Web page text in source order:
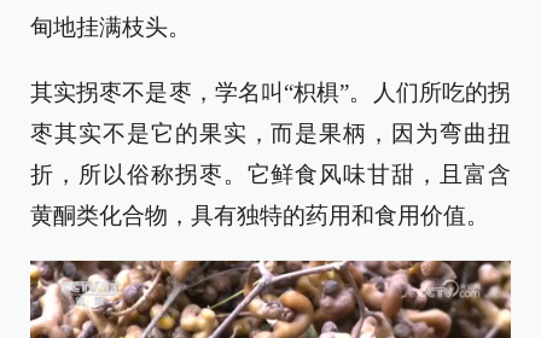
甸地挂满枝头。
其实拐枣不是枣，学名叫“枳椇”。人们所吃的拐
枣其实不是它的果实，而是果柄，因为弯曲扭
折，所以俗称拐枣。它鲜食风味甘甜，且富含
黄酮类化合物，具有独特的药用和食用价值。